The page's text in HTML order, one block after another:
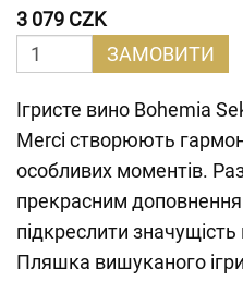
3 079 CZK
ЗАМОВИТИ
Ігристе вино Bohemia
Merci створюють
особливих моментів.
прекрасним
підкреслити
Пляшка вишуканого